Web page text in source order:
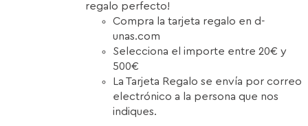
regalo perfecto!
Compra la tarjeta regalo en d-
unas.com
Selecciona el importe entre 20€ y
500€
La Tarjeta Regalo se envía por correo
electrónico a la persona que nos
indiques.